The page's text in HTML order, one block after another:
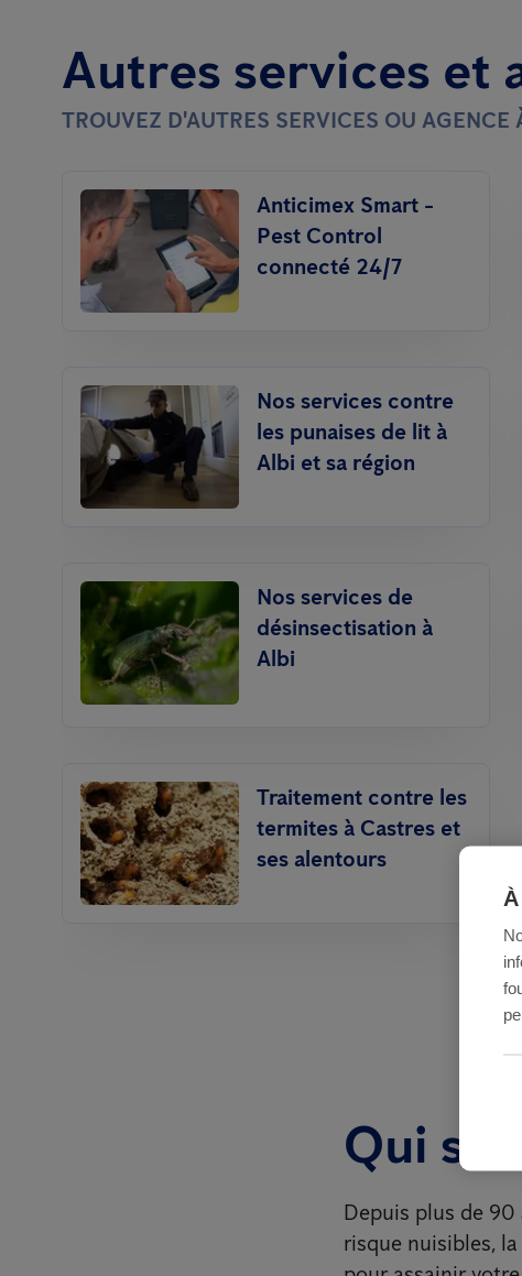
Autres services et
TROUVEZ D'AUTRES SERVICES OU AGENCE
Anticimex Smart -
Pest Control
connecté 24/7
Nos services contre
les punaises de lit à
Albi et sa région
Nos services de
désinsectisation à
Albi
Traitement contre les
termites à Castres et
ses alentours
Qui
Depuis plus de
risque nuisibles,